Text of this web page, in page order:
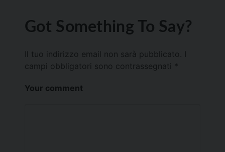
Got Something To Say?
Il tuo indirizzo email non sarà pubblicato.
campi obbligatori sono contrassegnati *
Your comment